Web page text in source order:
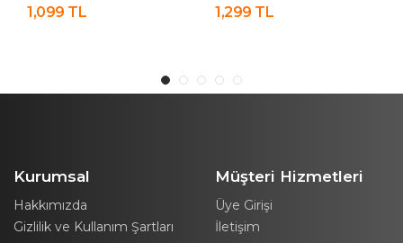
LCD Ekran Siyah
1,099 TL
Kızılötesi Sıcak Tutmalı
Işıklı Ayak Masaj Aleti
1,299 TL
Kurumsal
Hakkımızda
Gizlilik ve Kullanım Şartları
Müşteri Hizmetleri
Üye Girişi
İletişim